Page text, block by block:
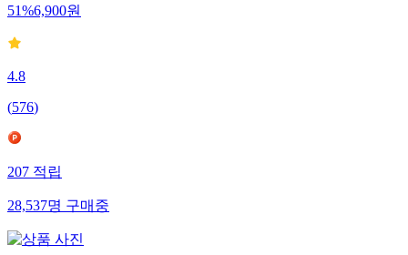
51%6,900원
4.8
(576)
207적립
28,537명구매중